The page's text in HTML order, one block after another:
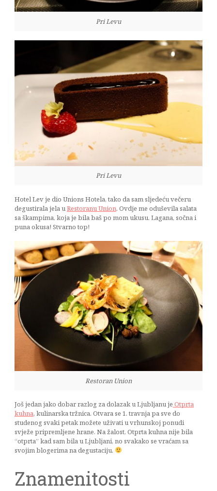
Pri Levu
Pri Levu
Hotel Lev je dio Unions Hotela, tako da sam sljedeću večeru
degustirala jela u Restoranu Union. Ovdje me oduševila salata
sa škampima, koja je bila baš po mom ukusu. Lagana, sočna i
puna okusa! Stvarno top!
Restoran Union
Još jedan jako dobar razlog za dolazak u Ljubljanu je Otprta
kuhna, kulinarska tržnica. Otvara se 1. travnja pa sve do
studenog svaki petak možete uživati u vrhunskoj ponudi
svježe pripremljene hrane. Na žalost, Otprta kuhna nije bila
“otprta” kad sam bila u Ljubljani, no svakako se vraćam sa
svojim blogerima na degustaciju.
Znamenitosti